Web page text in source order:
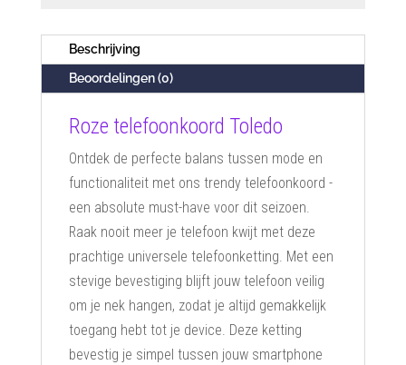
Beschrijving
Beoordelingen (0)
Roze telefoonkoord Toledo
Ontdek de perfecte balans tussen mode en
functionaliteit met ons trendy telefoonkoord -
een absolute must-have voor dit seizoen.
Raak nooit meer je telefoon kwijt met deze
prachtige universele telefoonketting. Met een
stevige bevestiging blijft jouw telefoon veilig
om je nek hangen, zodat je altijd gemakkelijk
toegang hebt tot je device. Deze ketting
bevestig je simpel tussen jouw smartphone